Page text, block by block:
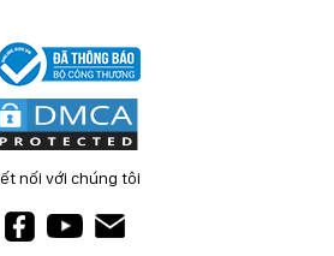
nối với chúng tôi